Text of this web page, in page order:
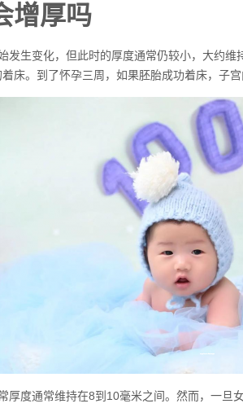
增厚吗
发生变化，但此时的厚度通常仍较小，大约
床。到了怀孕三周，如果胚胎成功着床，子
厚度通常维持在8到10毫米之间。然而，一